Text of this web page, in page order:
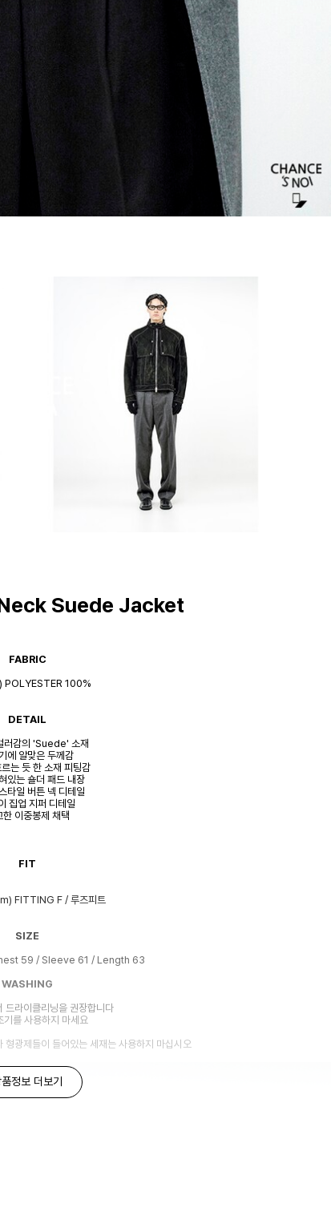
Suede Jacket
FABRIC
POLYESTER 100%
DETAIL
러감의 'Suede' 소재
에 알맞은 두께감
는 듯 한 소재 피팅감
있는 숄더 패드 내장
타일 버튼 넥 디테일
집업 지퍼 디테일
한 이중봉제 채택
FIT
FITTING F / 루즈피트
SIZE
59 / Sleeve 61 / Length 63
WASHING
드라이클리닝을 권장합니다
기를 사용하지 마세요
형광제들이 들어있는 세재는 사용하지 마십시오
정보 더보기